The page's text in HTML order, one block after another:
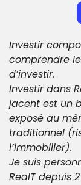
Investir
comprendre
d’investir.
Investir dans
jacent est un
exposé au
traditionnel
l’immobilier).
Je suis
RealT depuis